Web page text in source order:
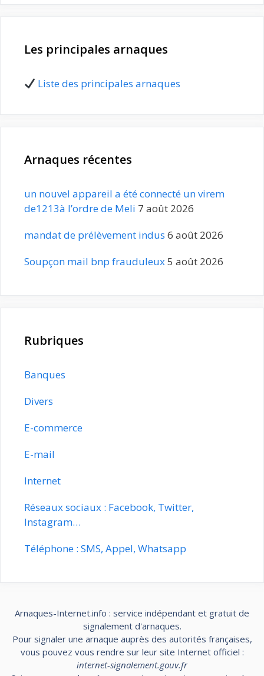
Les principales arnaques
Liste des principales arnaques
Arnaques récentes
un nouvel appareil a été connecté un virem
de1213à l’ordre de Meli 7 août 2026
mandat de prélèvement indus 6 août 2026
Soupçon mail bnp frauduleux5 août 2026
Rubriques
Banques
Divers
E-commerce
E-mail
Internet
Réseaux sociaux : Facebook, Twitter,
Instagram…
Téléphone : SMS, Appel, Whatsapp
Arnaques-Internet.info : service indépendant et gratuit de
signalement d'arnaques.
Pour signaler une arnaque auprès des autorités françaises,
vous pouvez vous rendre sur leur site Internet officiel :
internet-signalement.gouv.fr